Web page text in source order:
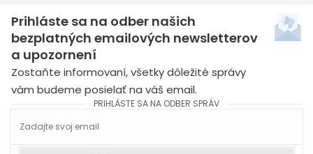
migrantov
Prihláste sa na odber našich
bezplatných emailových newsletterov
a upozornení
Zostaňte informovaní, všetky dôležité správy
vám budeme posielať na váš email.
PRIHLÁSTE SA NA ODBER SPRÁV